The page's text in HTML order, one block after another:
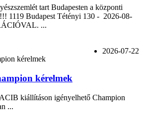
tart Budapesten a központi
1119 Budapest Tétényi 130 - 2026-08-
...
2026-07-22
kérelmek
kiállításon igényelhető Champion
...